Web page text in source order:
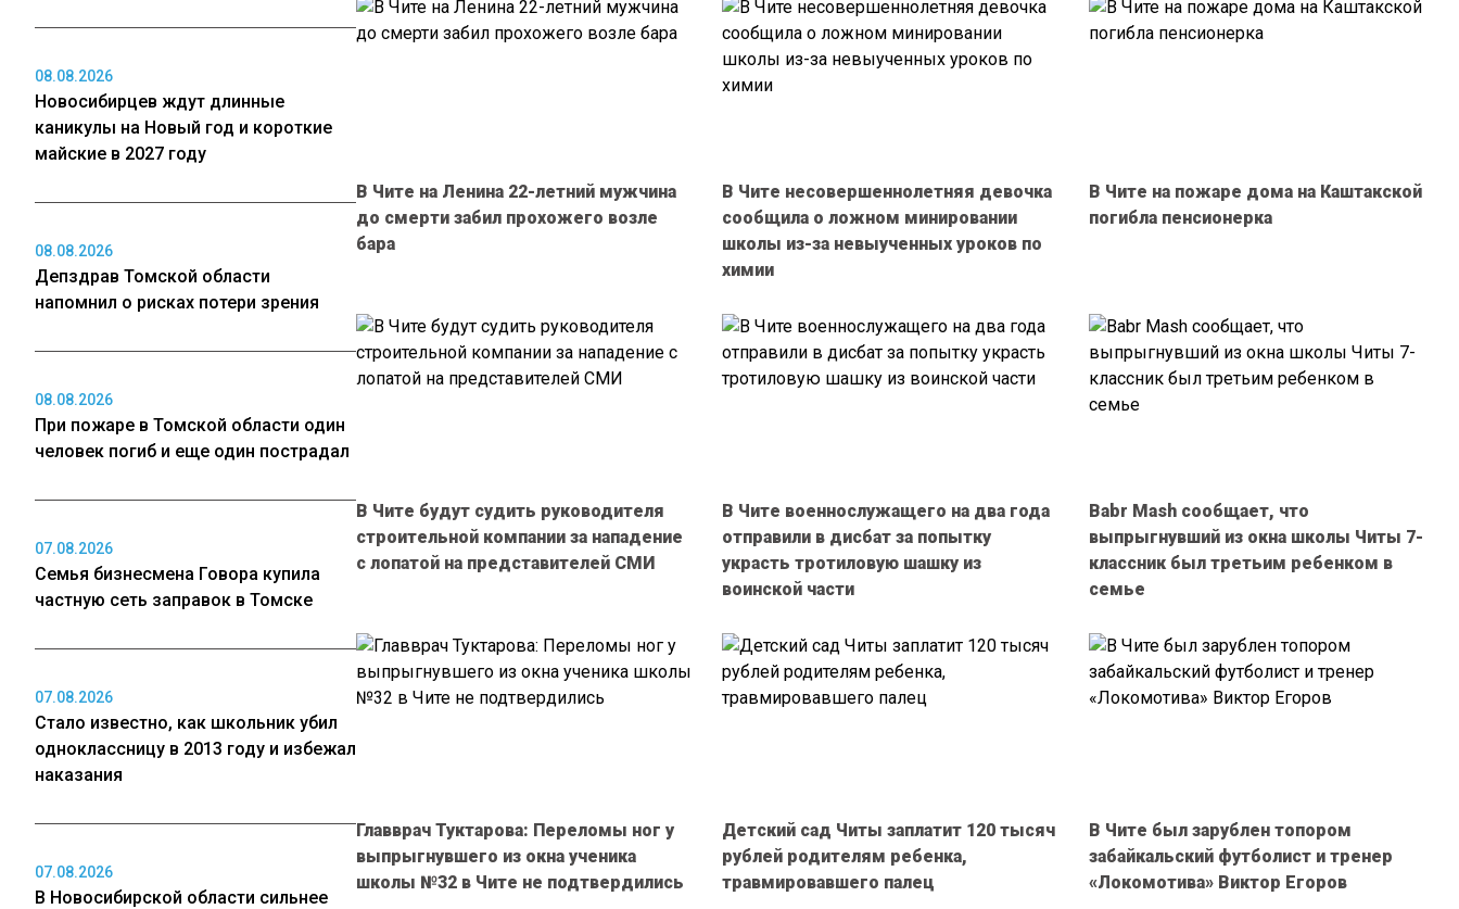
08.08.2026
Новосибирцев ждут длинные
каникулы на Новый год и короткие
майские в 2027 году
08.08.2026
Депздрав Томской области
напомнил о рисках потери зрения
08.08.2026
При пожаре в Томской области один
человек погиб и еще один пострадал
07.08.2026
Семья бизнесмена Говора купила
частную сеть заправок в Томске
07.08.2026
Стало известно, как школьник убил
одноклассницу в 2013 году и избежал
наказания
07.08.2026
В Новосибирской области сильнее
В Чите на Ленина 22-летний мужчина
до смерти забил прохожего возле
бара
В Чите несовершеннолетняя девочка
сообщила о ложном минировании
школы из-за невыученных уроков по
химии
В Чите на пожаре дома на Каштакской
погибла пенсионерка
В Чите будут судить руководителя
строительной компании за нападение
с лопатой на представителей СМИ
В Чите военнослужащего на два года
отправили в дисбат за попытку
украсть тротиловую шашку из
воинской части
Babr Mash сообщает, что
выпрыгнувший из окна школы Читы 7-
классник был третьим ребенком в
семье
Главврач Туктарова: Переломы ног у
выпрыгнувшего из окна ученика
школы №32 в Чите не подтвердились
Детский сад Читы заплатит 120 тысяч
рублей родителям ребенка,
травмировавшего палец
В Чите был зарублен топором
забайкальский футболист и тренер
«Локомотива» Виктор Егоров